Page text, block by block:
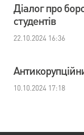
Діалог про
студентів
22.10.2024 16:36
10.10.2024 17:18